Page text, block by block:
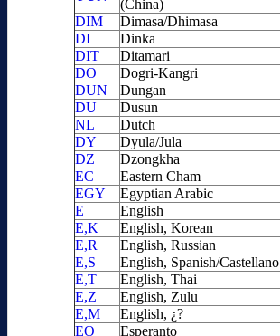
(China)
DIM
Dimasa/Dhimasa
DI
Dinka
DIT
Ditamari
DO
Dogri-Kangri
DUN
Dungan
DU
Dusun
NL
Dutch
DY
Dyula/Jula
DZ
Dzongkha
EC
Eastern Cham
EGY
Egyptian Arabic
E
English
E,K
English, Korean
E,R
English, Russian
E,S
English, Spanish/Castellano
E,T
English, Thai
E,Z
English, Zulu
E,M
English, ¿?
EO
Esperanto